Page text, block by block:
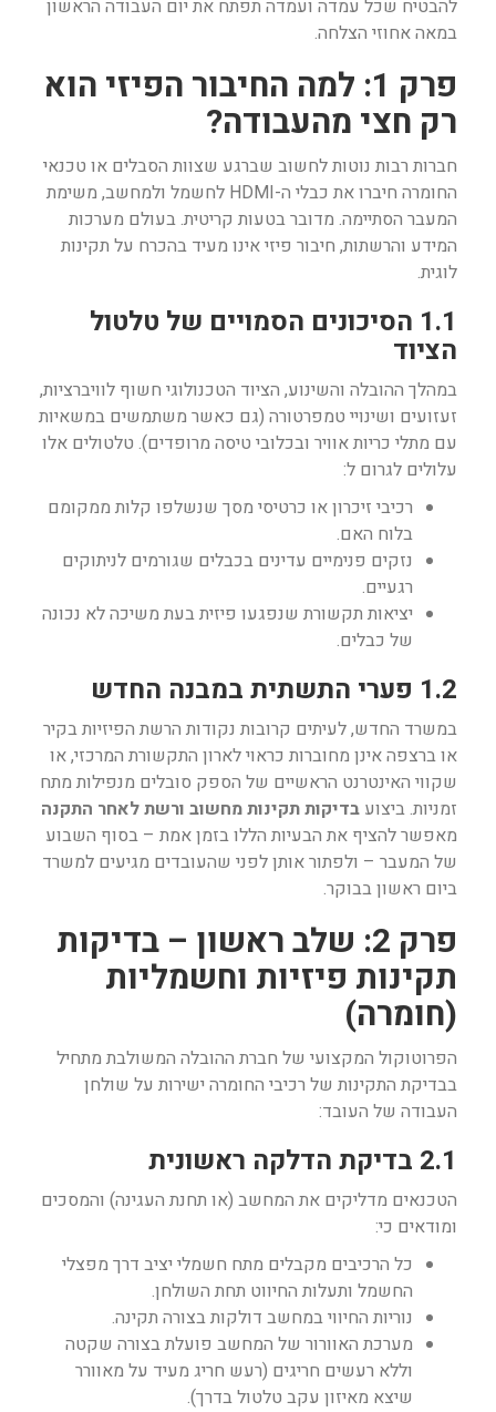
להבטיח שכל עמדה ועמדה תפתח את יום העבודה הראשון
במאה אחוזי הצלחה.
פרק 1: למה החיבור הפיזי הוא
רק חצי מהעבודה?
חברות רבות נוטות לחשוב שברגע שצוות הסבלים או טכנאי
החומרה חיברו את כבלי ה-HDMI לחשמל ולמחשב, משימת
המעבר הסתיימה. מדובר בטעות קריטית. בעולם מערכות
המידע והרשתות, חיבור פיזי אינו מעיד בהכרח על תקינות
לוגית.
1.1 הסיכונים הסמויים של טלטול
הציוד
במהלך ההובלה והשינוע, הציוד הטכנולוגי חשוף לוויברציות,
זעזועים ושינויי טמפרטורה (גם כאשר משתמשים במשאיות
עם מתלי כריות אוויר ובכלובי טיסה מרופדים). טלטולים אלו
עלולים לגרום ל:
רכיבי זיכרון או כרטיסי מסך שנשלפו קלות ממקומם
בלוח האם.
נזקים פנימיים עדינים בכבלים שגורמים לניתוקים
רגעיים.
יציאות תקשורת שנפגעו פיזית בעת משיכה לא נכונה
של כבלים.
1.2 פערי התשתית במבנה החדש
במשרד החדש, לעיתים קרובות נקודות הרשת הפיזיות בקיר
או ברצפה אינן מחוברות כראוי לארון התקשורת המרכזי, או
שקווי האינטרנט הראשיים של הספק סובלים מנפילות מתח
זמניות. ביצוע בדיקות תקינות מחשוב ורשת לאחר התקנה
מאפשר להציף את הבעיות הללו בזמן אמת – בסוף השבוע
של המעבר – ולפתור אותן לפני שהעובדים מגיעים למשרד
ביום ראשון בבוקר.
פרק 2: שלב ראשון – בדיקות
תקינות פיזיות וחשמליות
(חומרה)
הפרוטוקול המקצועי של חברת ההובלה המשולבת מתחיל
בבדיקת התקינות של רכיבי החומרה ישירות על שולחן
העבודה של העובד:
2.1 בדיקת הדלקה ראשונית
הטכנאים מדליקים את המחשב (או תחנת העגינה) והמסכים
ומודאים כי:
כל הרכיבים מקבלים מתח חשמלי יציב דרך מפצלי
החשמל ותעלות החיווט תחת השולחן.
נוריות החיווי במחשב דולקות בצורה תקינה.
מערכת האוורור של המחשב פועלת בצורה שקטה
וללא רעשים חריגים (רעש חריג מעיד על מאוורר
שיצא מאיזון עקב טלטול בדרך).